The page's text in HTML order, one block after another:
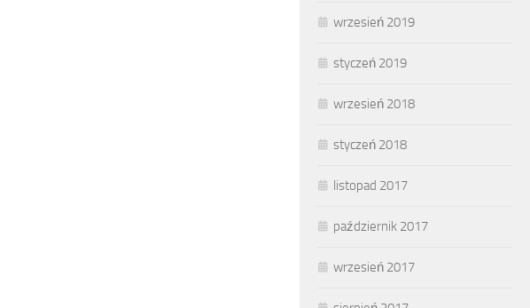
wrzesień 2019
styczeń 2019
wrzesień 2018
styczeń 2018
listopad 2017
październik 2017
wrzesień 2017